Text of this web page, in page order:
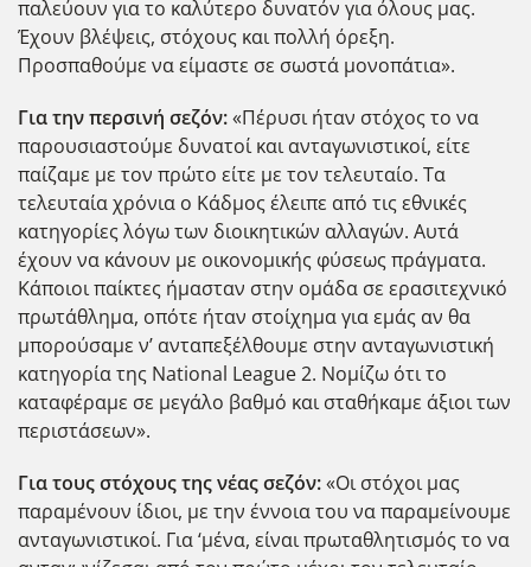
παλεύουν για το καλύτερο δυνατόν για όλους μας.
Έχουν βλέψεις, στόχους και πολλή όρεξη.
Προσπαθούμε να είμαστε σε σωστά μονοπάτια».
Για την περσινή σεζόν:«Πέρυσι ήταν στόχος το να
παρουσιαστούμε δυνατοί και ανταγωνιστικοί, είτε
παίζαμε με τον πρώτο είτε με τον τελευταίο. Τα
τελευταία χρόνια ο Κάδμος έλειπε από τις εθνικές
κατηγορίες λόγω των διοικητικών αλλαγών. Αυτά
έχουν να κάνουν με οικονομικής φύσεως πράγματα.
Κάποιοι παίκτες ήμασταν στην ομάδα σε ερασιτεχνικό
πρωτάθλημα, οπότε ήταν στοίχημα για εμάς αν θα
μπορούσαμε ν’ ανταπεξέλθουμε στην ανταγωνιστική
κατηγορία της National League 2. Νομίζω ότι το
καταφέραμε σε μεγάλο βαθμό και σταθήκαμε άξιοι των
περιστάσεων».
Για τους στόχους της νέας σεζόν:«Οι στόχοι μας
παραμένουν ίδιοι, με την έννοια του να παραμείνουμε
ανταγωνιστικοί. Για ‘μένα, είναι πρωταθλητισμός το να